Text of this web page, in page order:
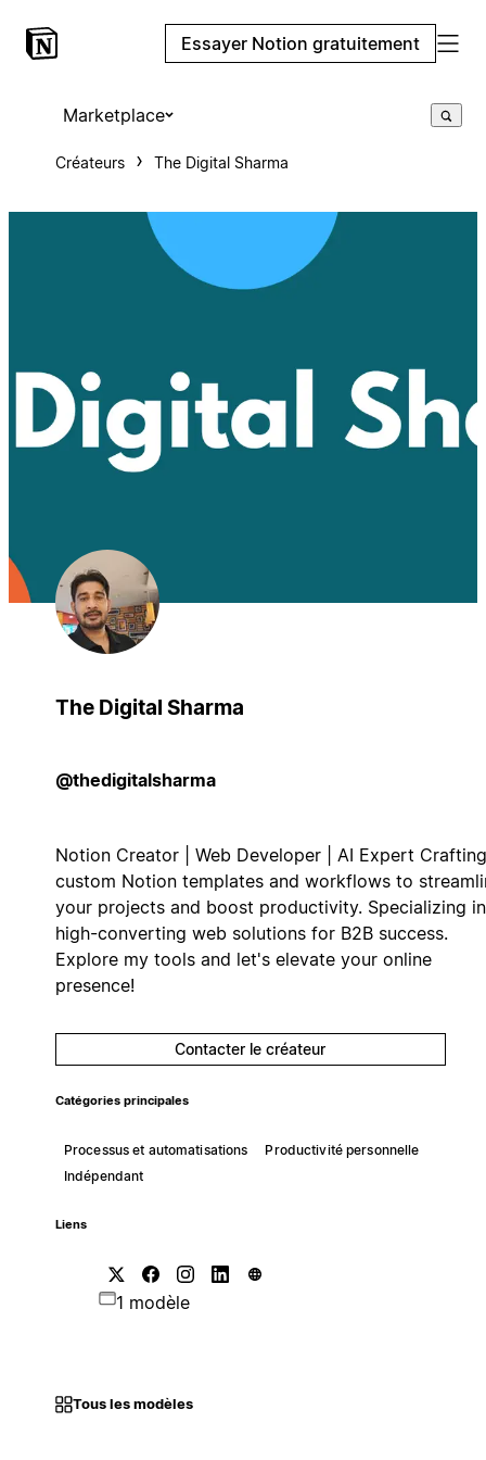
Essayer Notion gratuitement
Marketplace
Créateurs The Digital Sharma
The Digital Sharma
@thedigitalsharma
Notion Creator | Web Developer | AI Expert Crafting
custom Notion templates and workflows to
your projects and boost productivity. Specializing in
high-converting web solutions for B2B success.
Explore my tools and let's elevate your online
presence!
Contacter le créateur
Catégories principales
Processus et automatisations
Productivité personnelle
Indépendant
Liens
1 modèle
Tous les modèles